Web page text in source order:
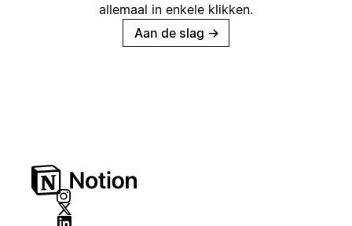
allemaal in enkele klikken.
Aan de slag →